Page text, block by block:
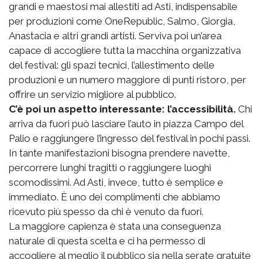
grandi e maestosi mai allestiti ad Asti, indispensabile
per produzioni come OneRepublic, Salmo, Giorgia,
Anastacia e altri grandi artisti. Serviva poi un’area
capace di accogliere tutta la macchina organizzativa
del festival: gli spazi tecnici, l’allestimento delle
produzioni e un numero maggiore di punti ristoro, per
offrire un servizio migliore al pubblico.
C’è poi un aspetto interessante: l’accessibilità. Chi
arriva da fuori può lasciare l’auto in piazza Campo del
Palio e raggiungere l’ingresso del festival in pochi passi.
In tante manifestazioni bisogna prendere navette,
percorrere lunghi tragitti o raggiungere luoghi
scomodissimi. Ad Asti, invece, tutto è semplice e
immediato. È uno dei complimenti che abbiamo
ricevuto più spesso da chi è venuto da fuori.
La maggiore capienza è stata una conseguenza
naturale di questa scelta e ci ha permesso di
accogliere al meglio il pubblico sia nella serate gratuite